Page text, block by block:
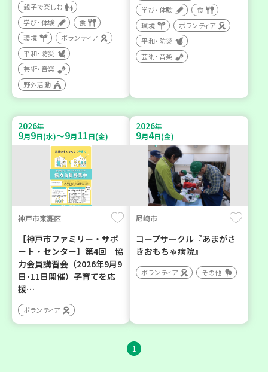
親子で楽しむ
学び・体験
食
環境
ボランティア
平和・防災
芸術・音楽
野外活動
学び・体験
食
環境
ボランティア
平和・防災
芸術・音楽
2026年
9月9日(水)～9月11日(金)
神戸市東灘区
【神戸市ファミリー・サポ
ート・センター】第4回 協
力会員講習会（2026年9月9
日･11日開催）子育てを応
援…
ボランティア
2026年
9月4日(金)
尼崎市
コープサークル『あまがさ
きおもちゃ病院』
ボランティア その他
1